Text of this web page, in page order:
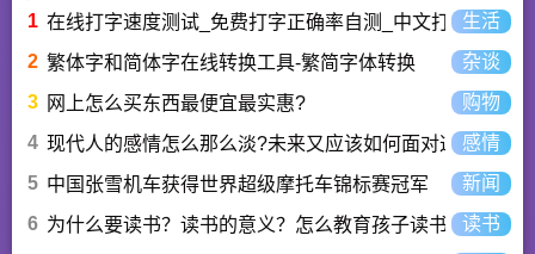
1 在线打字速度测试_免费打字正确率自测_中文打字水平测
生活
2 繁体字和简体字在线转换工具-繁简字体转换
杂谈
3
网上怎么买东西最便宜最实惠?
购物
4 现代人的感情怎么那么淡?未来又应该如何面对这人情淡
感情
5 中国张雪机车获得世界超级摩托车锦标赛冠军
新闻
6 为什么要读书？读书的意义？怎么教育孩子读书？读书